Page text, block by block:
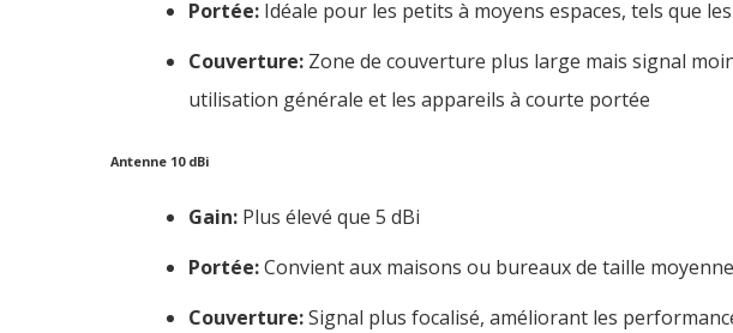
Portée: Idéale pour les petits à moyens espaces, tels que
Couverture: Zone de couverture plus large mais signal
utilisation générale et les appareils à courte portée
Antenne 10 dBi
Gain: Plus élevé que 5 dBi
Portée:Convient aux maisons ou bureaux de taille moyenne
Couverture:Signal plus focalisé, améliorant les